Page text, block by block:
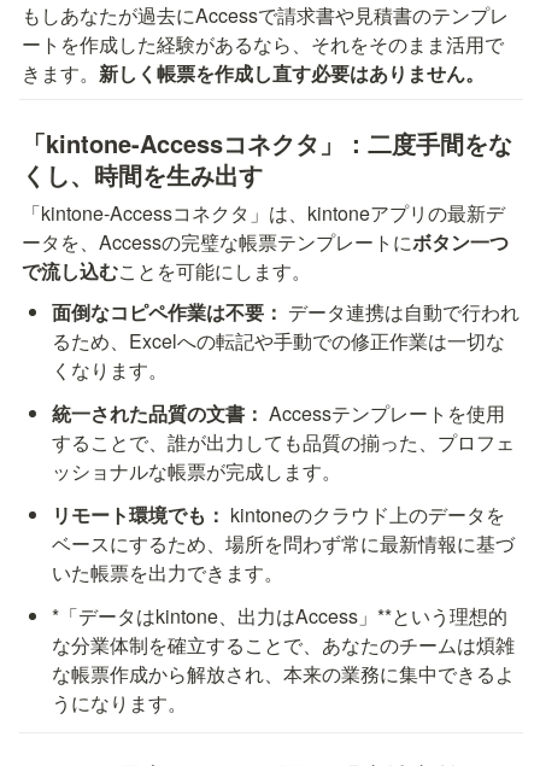
もしあなたが過去にAccessで請求書や見積書のテンプレ
ートを作成した経験があるなら、それをそのまま活用で
きます。 新しく帳票を作成し直す必要はありません。
「kintone-Accessコネクタ」：二度手間をな
くし、時間を生み出す
「kintone-Accessコネクタ」は、kintoneアプリの最新デ
ータを、Accessの完璧な帳票テンプレートにボタン一つ
で流し込むことを可能にします。
面倒なコピペ作業は不要： データ連携は自動で行われ
るため、Excelへの転記や手動での修正作業は一切な
くなります。
統一された品質の文書： Accessテンプレートを使用
することで、誰が出力しても品質の揃った、プロフェ
ッショナルな帳票が完成します。
リモート環境でも： kintoneのクラウド上のデータを
ベースにするため、場所を問わず常に最新情報に基づ
いた帳票を出力できます。
*「データはkintone、出力はAccess」**という理想的
な分業体制を確立することで、あなたのチームは煩雑
な帳票作成から解放され、本来の業務に集中できるよ
うになります。